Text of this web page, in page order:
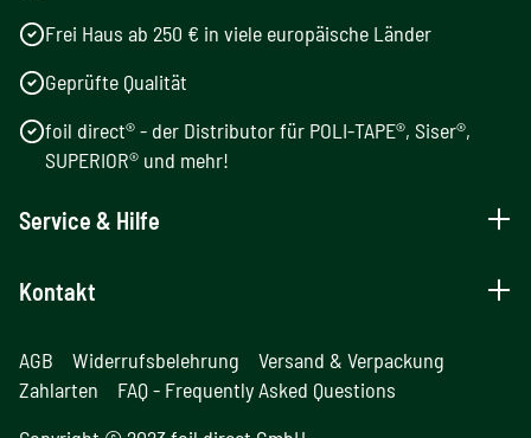
Frei Haus ab 250 € in viele europäische Länder
Geprüfte Qualität
foil direct® - der Distributor für POLI-TAPE®, Siser®,
SUPERIOR® und mehr!
Service & Hilfe
Kontakt
AGB Widerrufsbelehrung
Versand & Verpackung
Zahlarten
FAQ - Frequently Asked Questions